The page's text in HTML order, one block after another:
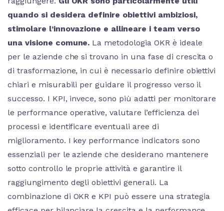
quando si desidera definire obiettivi ambiziosi,
stimolare l’innovazione e allineare i team verso
una visione comune. La metodologia OKR è ideale
per le aziende che si trovano in una fase di crescita o
di trasformazione, in cui è necessario definire obiettivi
chiari e misurabili per guidare il progresso verso il
successo. I KPI, invece, sono più adatti per monitorare
le performance operative, valutare l’efficienza dei
processi e identificare eventuali aree di
miglioramento. I key performance indicators sono
essenziali per le aziende che desiderano mantenere
sotto controllo le proprie attività e garantire il
raggiungimento degli obiettivi generali. La
combinazione di OKR e KPI può essere una strategia